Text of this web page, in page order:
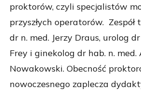
proktorów, czyli specjalistów
przyszłych operatorów.
dr n. med. Jerzy Draus, urolog
Frey i ginekolog dr hab. n. med.
Nowakowski. Obecność
nowoczesnego zaplecza